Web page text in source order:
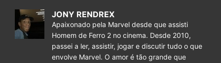
JONY RENDREX
Apaixonado pela Marvel desde que assisti
Homem de Ferro 2 no cinema. Desde 2010,
passei a ler, assistir, jogar e discutir tudo o que
envolve Marvel. O amor é tão grande que